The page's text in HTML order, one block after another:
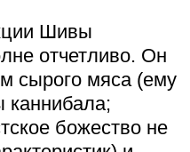
Шивы
отчетливо. Он
сырого мяса (ему
каннибала;
божество не